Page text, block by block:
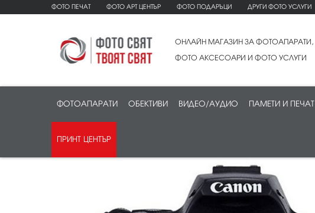
ФОТО ПЕЧАТ ФОТО АРТ ЦЕНТЪР ФОТО ПОДАРЪЦИ ДРУГИ ФОТО УСЛУГИ
ОНЛАЙН МАГАЗИН ЗА ФОТОАПАРАТИ,
ФОТО АКСЕСОАРИ И ФОТО УСЛУГИ
ФОТОАПАРАТИ ОБЕКТИВИ ВИДЕО/АУДИО ПАМЕТИ И ПЕЧАТ
ПРИНТ ЦЕНТЪР